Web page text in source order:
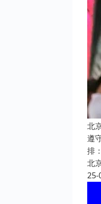
北
遵
排
北
25-